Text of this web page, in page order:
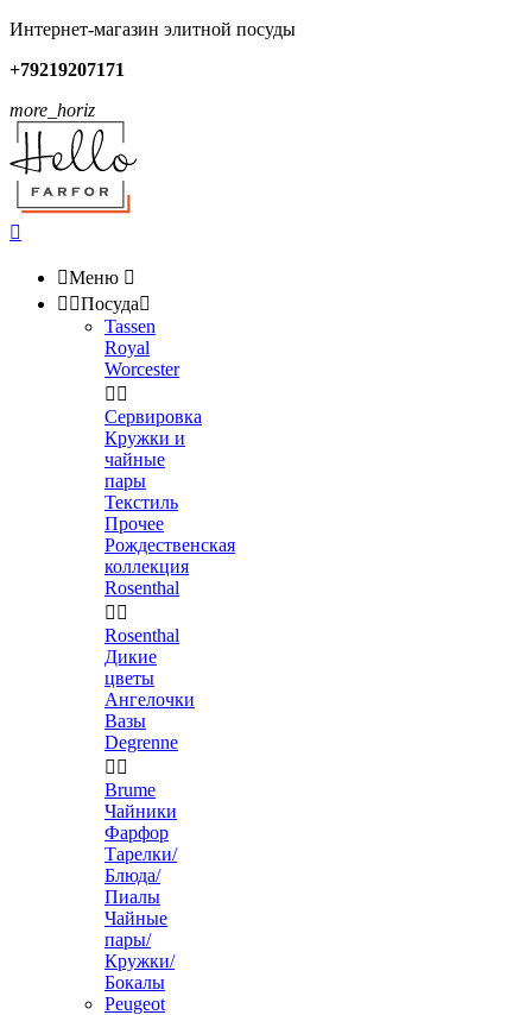
Интернет-магазин элитной посуды
+79219207171
more_horiz

Меню 
 Посуда
Tassen
Royal
Worcester
 
Сервировка
Кружки и
чайные
пары
Текстиль
Прочее
Рождественская
коллекция
Rosenthal
 
Rosenthal
Дикие
цветы
Ангелочки
Вазы
Degrenne
 
Brume
Чайники
Фарфор
Тарелки/
Блюда/
Пиалы
Чайные
пары/
Кружки/
Бокалы
Peugeot